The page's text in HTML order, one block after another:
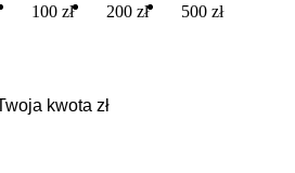
100 zł 200 zł 500 zł